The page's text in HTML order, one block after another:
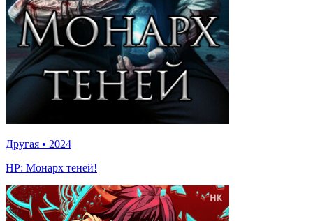
Другая • 2024
HP: Монарх теней!